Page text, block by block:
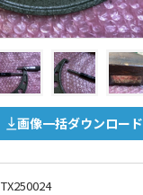
画像一括ダウンロード
TX250024